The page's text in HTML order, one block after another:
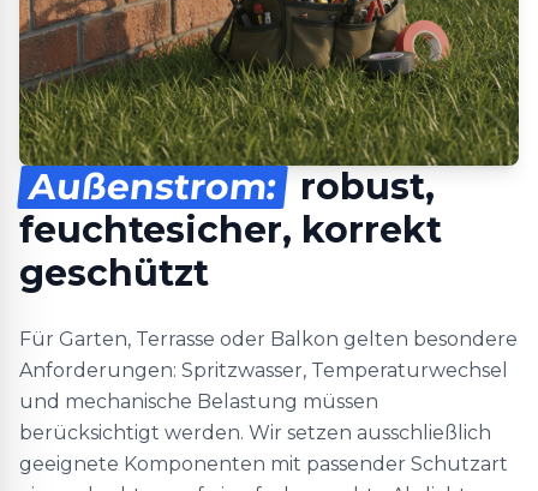
Außenstrom: robust,
feuchtesicher, korrekt
geschützt
Für Garten, Terrasse oder Balkon gelten besondere
Anforderungen: Spritzwasser, Temperaturwechsel
und mechanische Belastung müssen
berücksichtigt werden. Wir setzen ausschließlich
geeignete Komponenten mit passender Schutzart